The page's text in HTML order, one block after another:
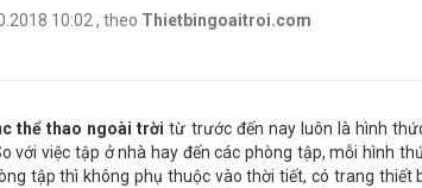
10:02 , theo Thietbingoaitroi.com
thể thao ngoài trời từ trước đến nay luôn là hình
với việc tập ở nhà hay đến các phòng tập, mỗi hình
tập thì không phụ thuộc vào thời tiết, có trang